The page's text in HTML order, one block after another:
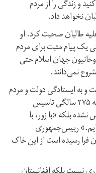
و زندگی را از مردم
نخواهد داد.
طالبان صحبت کرد. او
یک پیام مثبت برای مردم
جهان اسلام حتی
نمی‌دانند.
و به ایستادگی دولت و مردم
افغانستان بستگی دارد. او گفت ما در آستانه ۲۷۵ سالگی تاسیس
نشده بلکه «با زور، با
رییس‌جمهوری
فرا رسیده است از این خاک